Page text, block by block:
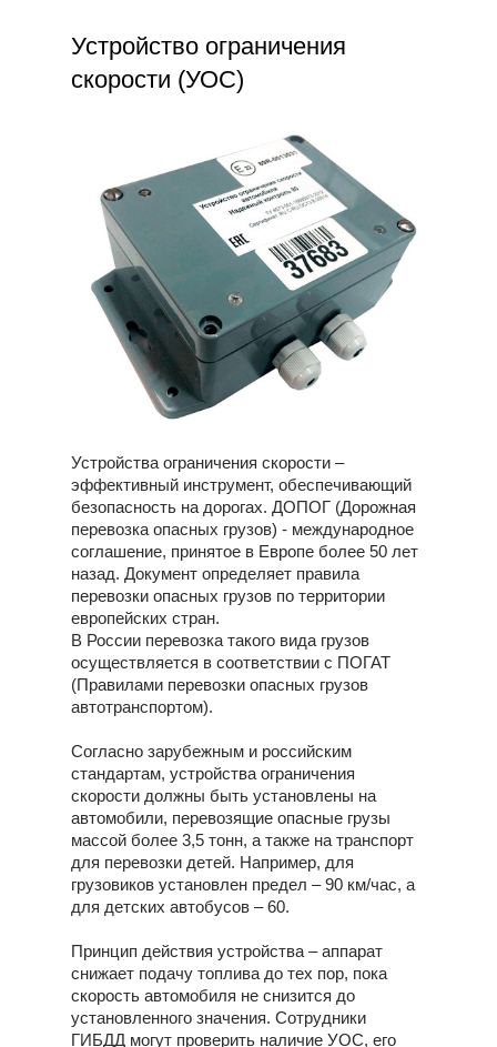
Устройства ограничения скорости –
эффективный инструмент, обеспечивающий
безопасность на дорогах. ДОПОГ (Дорожная
перевозка опасных грузов) - международное
соглашение, принятое в Европе более 50 лет
назад. Документ определяет правила
перевозки опасных грузов по территории
европейских стран.
В России перевозка такого вида грузов
осуществляется в соответствии с ПОГАТ
(Правилами перевозки опасных грузов
автотранспортом).
Согласно зарубежным и российским
стандартам, устройства ограничения
скорости должны быть установлены на
автомобили, перевозящие опасные грузы
массой более 3,5 тонн, а также на транспорт
для перевозки детей. Например, для
грузовиков установлен предел – 90 км/час, а
для детских автобусов – 60.
Принцип действия устройства – аппарат
снижает подачу топлива до тех пор, пока
скорость автомобиля не снизится до
установленного значения. Сотрудники
ГИБДД могут проверить наличие УОС, его
Устройство ограничения
скорости (УОС)